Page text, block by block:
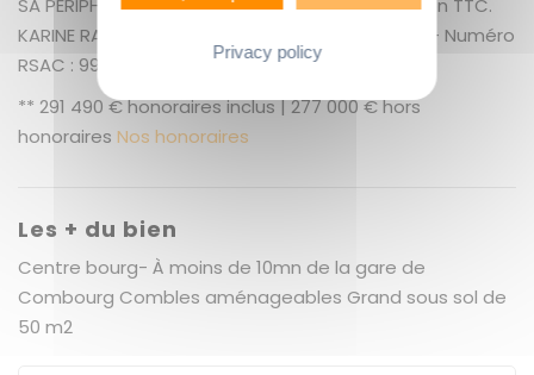
SA PERIPHERIE + 5.23 % honoraires de négociation TTC.
KARINE RABOLION LERAY (EI) Agent Commercial - Numéro
RSAC : 994 559 698 - Saint Malo.
** 291 490 € honoraires inclus | 277 000 € hors
honoraires Nos honoraires
Les + du bien
Centre bourg- À moins de 10mn de la gare de
Combourg Combles aménageables Grand sous sol de
50 m2
Privacy policy